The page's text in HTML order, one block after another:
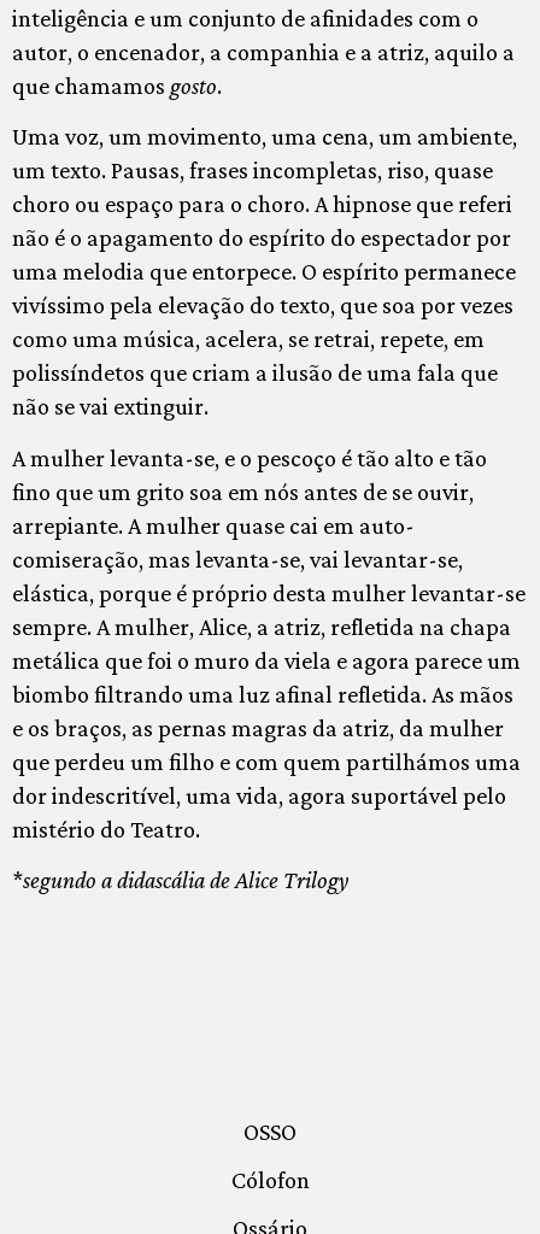
inteligência e um conjunto de afinidades com o
autor, o encenador, a companhia e a atriz, aquilo a
que chamamos gosto.
Uma voz, um movimento, uma cena, um ambiente,
um texto. Pausas, frases incompletas, riso, quase
choro ou espaço para o choro. A hipnose que referi
não é o apagamento do espírito do espectador por
uma melodia que entorpece. O espírito permanece
vivíssimo pela elevação do texto, que soa por vezes
como uma música, acelera, se retrai, repete, em
polissíndetos que criam a ilusão de uma fala que
não se vai extinguir.
A mulher levanta-se, e o pescoço é tão alto e tão
fino que um grito soa em nós antes de se ouvir,
arrepiante. A mulher quase cai em auto-
comiseração, mas levanta-se, vai levantar-se,
elástica, porque é próprio desta mulher levantar-se
sempre. A mulher, Alice, a atriz, refletida na chapa
metálica que foi o muro da viela e agora parece um
biombo filtrando uma luz afinal refletida. As mãos
e os braços, as pernas magras da atriz, da mulher
que perdeu um filho e com quem partilhámos uma
dor indescritível, uma vida, agora suportável pelo
mistério do Teatro.
*segundo a didascália de Alice Trilogy
OSSO
Cólofon
Ossário